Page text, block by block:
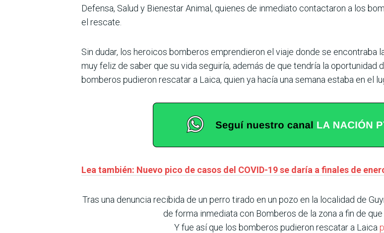
Defensa, Salud y Bienestar Animal, quienes de inmediato contactaron a los
el rescate.
Sin dudar, los heroicos bomberos emprendieron el viaje donde se encontraba
muy feliz de saber que su vida seguiría, además de que tendría la oportunidad
bomberos pudieron rescatar a Laica, quien ya hacía una semana estaba en el
Lea también: Nuevo pico de casos del COVID-19 se daría a finales de
Tras una denuncia recibida de un perro tirado en un pozo en la localidad de
de forma inmediata con Bomberos de la zona a fin de
Y fue así que los bomberos pudieron rescatar a Laica